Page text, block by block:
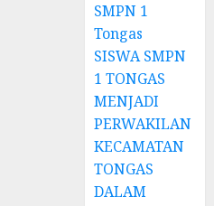
SMPN 1
Tongas
SISWA SMPN
1 TONGAS
MENJADI
PERWAKILAN
KECAMATAN
TONGAS
DALAM